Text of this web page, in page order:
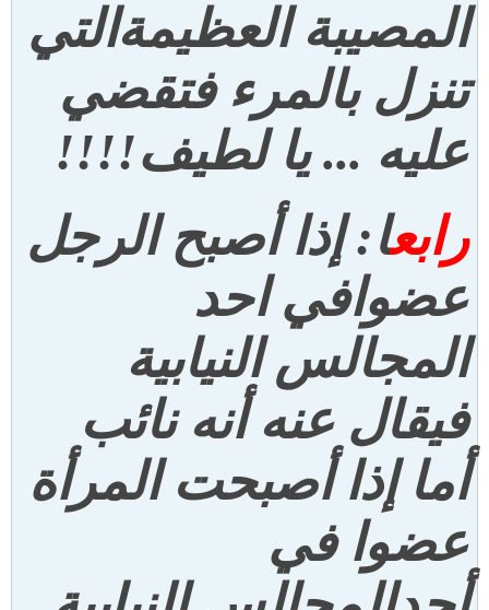
المصيبة العظيمةالتي
تنزل بالمرء فتقضي
عليه ... يا لطيف!!!!
رابعا: إذا أصبح الرجل
عضوافي احد
المجالس النيابية
فيقال عنه أنه نائب
أما إذا أصبحت المرأة
عضوا في